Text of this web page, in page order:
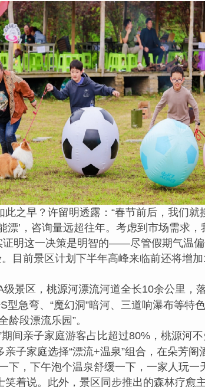
早？许留明透露：“春节前后，我们就
漂’，咨询量远超往年。考虑到市场需求
证明这一决策是明智的——尽管假期气温
目前景区计划下半年高峰来临前还将增
级景区，桃源河漂流河道全长10余公里，
型急弯、“魔幻洞”暗河、三道响瀑布等特
龄段漂流乐园”。
期间亲子家庭游客占比超过80%，桃源河
子家庭选择“漂流+温泉”组合，在朵芳阁
下，下午泡个温泉舒缓一下，一家人玩一
笑着说。此外，景区同步推出的森林疗愈